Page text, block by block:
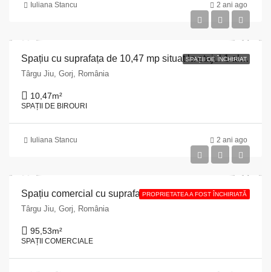
Iuliana Stancu 2 ani ago
SPAȚII DE ÎNCHIRIAT
Spațiu cu suprafața de 10,47 mp situat la etajul 1 al imobilului din Municipiul Târgu Jiu, strada Eroilor nr. 1, județul Gorj7
Târgu Jiu, Gorj, România
10,47m²
SPAȚII DE BIROURI
Iuliana Stancu 2 ani ago
PROPRIETATEA A FOST ÎNCHIRIATĂ
Spațiu comercial cu suprafața utilă de 95,53 mp situat în Municipiul Târgu Jiu, str. Unirii n3. 6, județul Gorj
Târgu Jiu, Gorj, România
95,53m²
SPAȚII COMERCIALE